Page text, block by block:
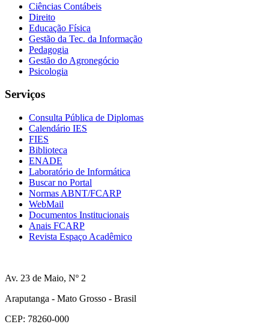
Ciências Contábeis
Direito
Educação Física
Gestão da Tec. da Informação
Pedagogia
Gestão do Agronegócio
Psicologia
Serviços
Consulta Pública de Diplomas
Calendário IES
FIES
Biblioteca
ENADE
Laboratório de Informática
Buscar no Portal
Normas ABNT/FCARP
WebMail
Documentos Institucionais
Anais FCARP
Revista Espaço Acadêmico
Av. 23 de Maio, Nº 2
Araputanga - Mato Grosso - Brasil
CEP: 78260-000